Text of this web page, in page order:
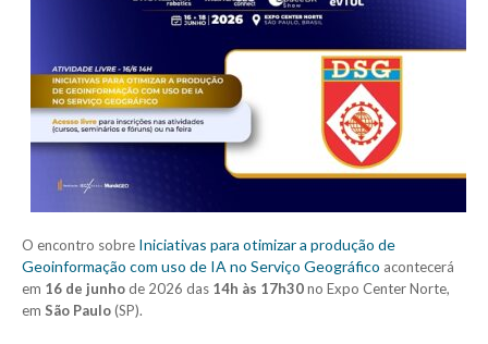
O encontro sobre Iniciativas para otimizar a produção de
Geoinformação com uso de IA no Serviço Geográfico acontecerá
em 16 de junhode 2026 das 14h às 17h30no Expo Center Norte,
em São Paulo(SP).